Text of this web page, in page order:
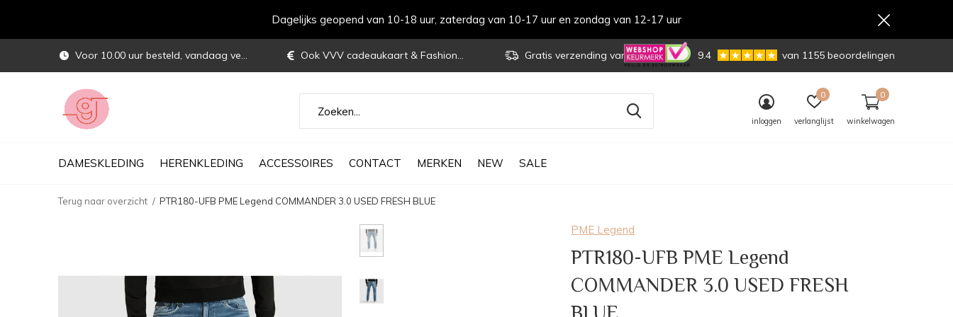
DAMESKLEDING HERENKLEDING ACCESSOIRES CONTACT MERKEN NEW SALE
inloggen verlanglijst
0
winkelwagen
0
Voor 10.00 uur besteld, vandaag verstuurd Ook VVV cadeaukaart & Fashioncheque Gratis verzending vanaf € 70,- 9.4 van 1155 beoordelingen
Dagelijks geopend van 10-18 uur, zaterdag van 10-17 uur en zondag van 12-17 uur
Terug naar overzicht PTR180-UFB PME Legend COMMANDER 3.0 USED FRESH BLUE
PME Legend
PTR180-UFB PME Legend
COMMANDER 3.0 USED FRESH
BLUE